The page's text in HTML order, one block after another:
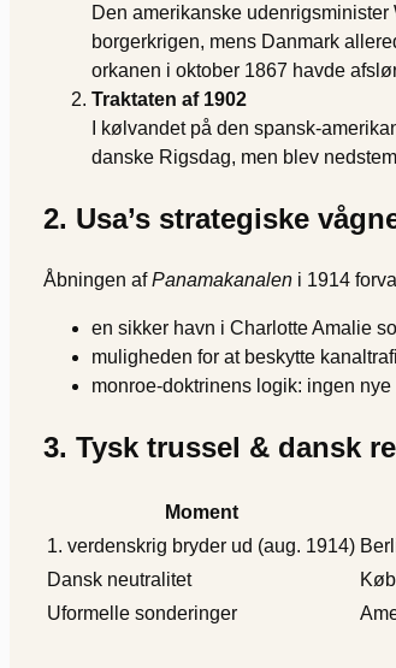
Den amerikanske
borgerkrigen, mens Danmark
orkanen i oktober 1867 havde
Traktaten af 1902
I kølvandet på den spansk-
danske Rigsdag, men blev
2. Usa’s strategiske
Åbningen afPanamakanalen i 1914
en sikker havn i Charlotte Amalie
muligheden for at beskytte
monroe-doktrinens logik: ingen
3. Tysk trussel & dansk
Moment
1. verdenskrig bryder ud (aug. 1914)
Dansk neutralitet
Uformelle sonderinger